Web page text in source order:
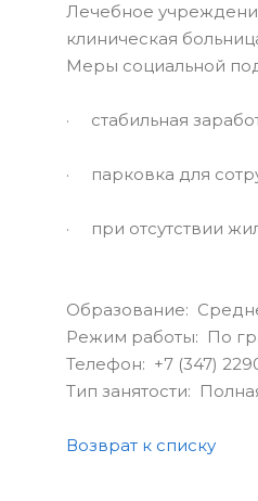
Лечебное
клиническая
Меры социальной
· стабильная
· парковка для
· при отсутствии
Образование:
Режим работы: По
Телефон: +7 (347)
Тип занятости:
Возврат к списку